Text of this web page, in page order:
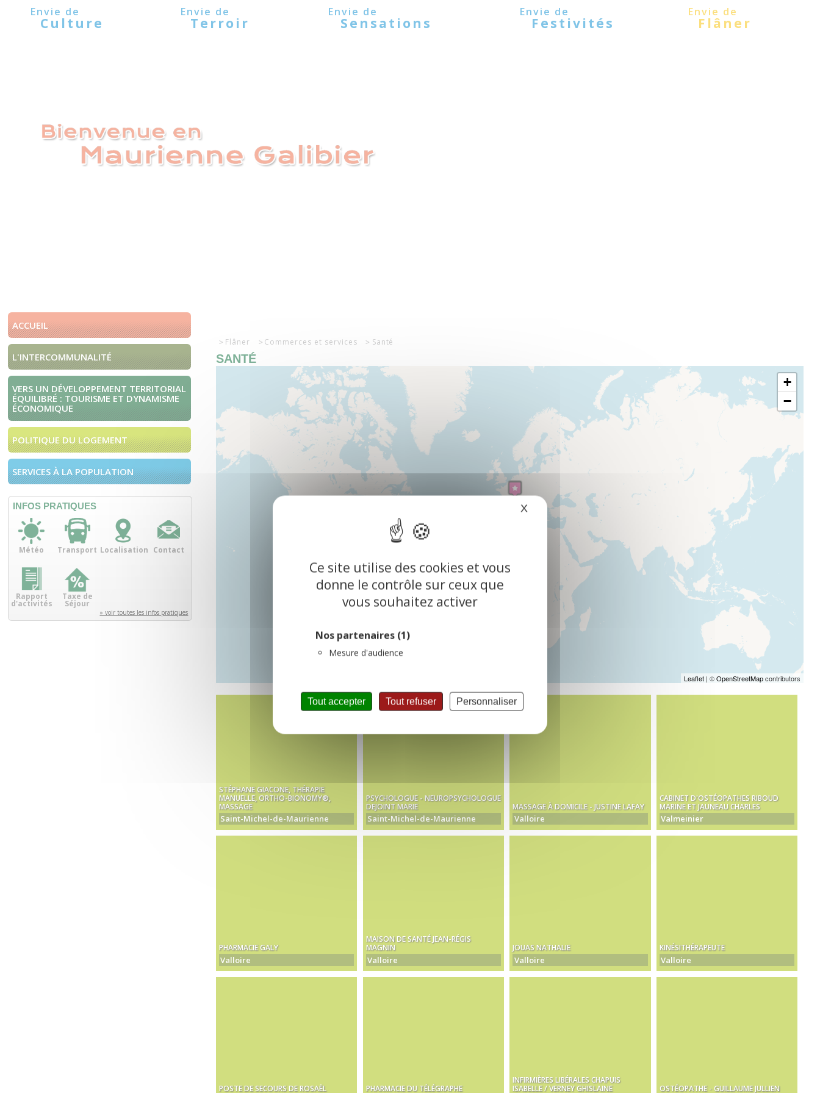
Panneau de gestion des cookies
Ce site utilise des cookies et vous
donne le contrôle sur ceux que
vous souhaitez activer
Nos partenaires (1)
Mesure d'audience
Tout accepter Tout refuser Personnaliser
X Masquer le bandeau des cookies
Culture Terroir Sensations Festivités Flâner
ACCUEIL
L'INTERCOMMUNALITÉ
VERS UN DÉVELOPPEMENT TERRITORIAL
ÉQUILIBRÉ : TOURISME ET DYNAMISME
ÉCONOMIQUE
POLITIQUE DU LOGEMENT
SERVICES À LA POPULATION
INFOS PRATIQUES
Météo Transport Localisation Contact
Rapport
d'activités
Taxe de
Séjour
» voir toutes les infos pratiques
Flâner Commerces et services Santé
SANTÉ
+
−
Leaflet | ©OpenStreetMapcontributors
STÉPHANE GIACONE, THÉRAPIE
MANUELLE, ORTHO-BIONOMY®,
MASSAGE
Saint-Michel-de-Maurienne
PSYCHOLOGUE - NEUROPSYCHOLOGUE
DEJOINT MARIE
Saint-Michel-de-Maurienne
MASSAGE À DOMICILE - JUSTINE LAFAY
Valloire
CABINET D'OSTÉOPATHES RIBOUD
MARINE ET JAUNEAU CHARLES
Valmeinier
PHARMACIE GALY
Valloire
MAISON DE SANTÉ JEAN-RÉGIS
MAGNIN
Valloire
JOUAS NATHALIE
Valloire
KINÉSITHÉRAPEUTE
Valloire
POSTE DE SECOURS DE ROSAËL PHARMACIE DU TÉLÉGRAPHE
INFIRMIÈRES LIBÉRALES CHAPUIS
ISABELLE / VERNEY GHISLAINE
OSTÉOPATHE - GUILLAUME JULLIEN